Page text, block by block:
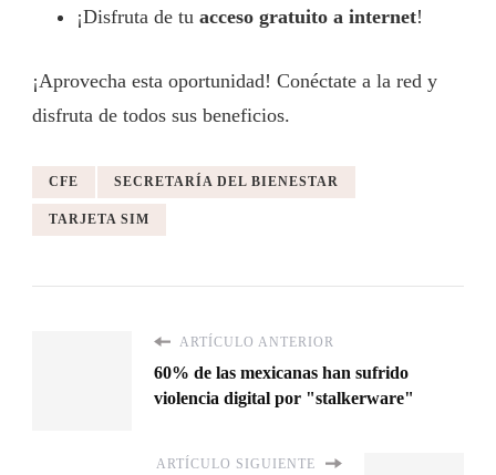
¡Disfruta de tu acceso gratuito a internet!
¡Aprovecha esta oportunidad! Conéctate a la red y
disfruta de todos sus beneficios.
CFE SECRETARÍA DEL BIENESTAR
TARJETA SIM
ARTÍCULO ANTERIOR
60% de las mexicanas han sufrido
violencia digital por "stalkerware"
ARTÍCULO SIGUIENTE